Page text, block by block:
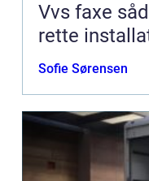
Vvs faxe sådan vælger du den
rette
Sofie Sørensen